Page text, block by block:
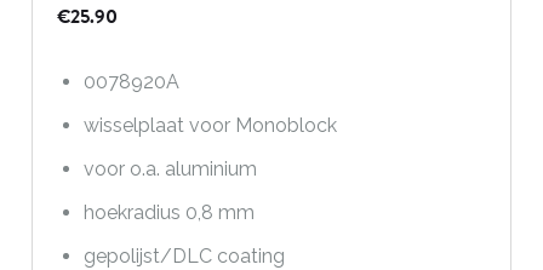
€25.90
0078920A
wisselplaat voor Monoblock
voor o.a. aluminium
hoekradius 0,8 mm
gepolijst/DLC coating